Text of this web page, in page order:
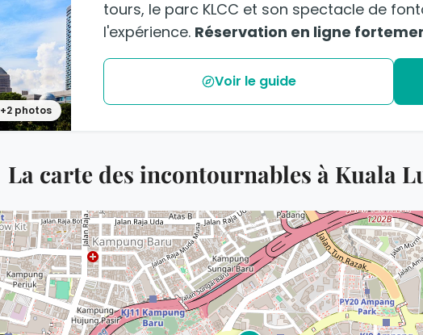
+2 photos
tours, le parc KLCC et son spectacle de
l'expérience. Réservation en ligne
Voir le guide
La carte des incontournables à Kuala